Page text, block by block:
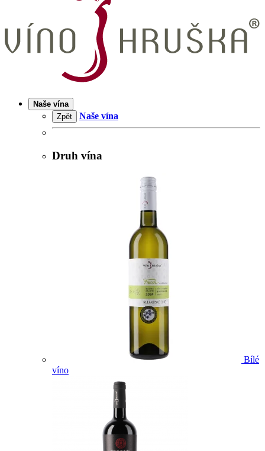
Naše vína
Zpět
Naše vína
Druh vína
Bílé
víno